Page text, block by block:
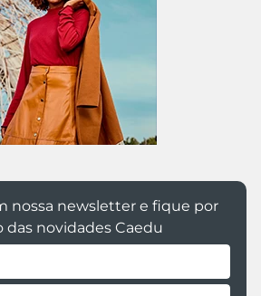
nossa newsletter e fique por
das novidades Caedu